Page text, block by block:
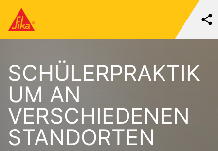
SCHÜLERPRAKTIK
UM AN
VERSCHIEDENEN
STANDORTEN